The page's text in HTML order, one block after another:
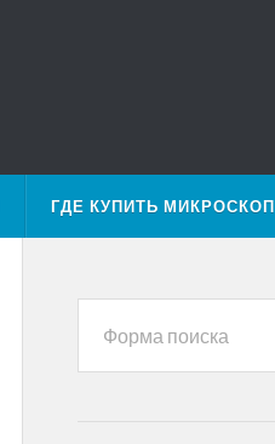
ГДЕ КУПИТЬ МИКРОСКОП